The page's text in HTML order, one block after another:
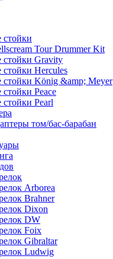
Tour Drummer Kit
Gravity
Hercules
König &amp; Meyer
Peace
Pearl
том/бас-барабан
Arborea
Brahner
Dixon
DW
Foix
Gibraltar
Ludwig